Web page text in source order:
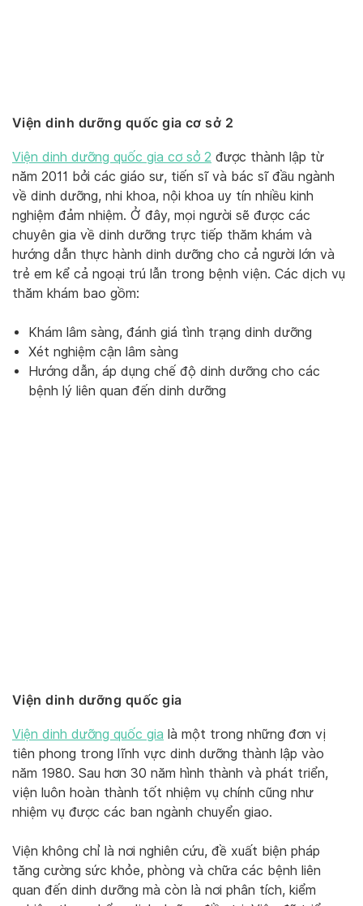
Viện dinh dưỡng quốc gia cơ sở 2
Viện dinh dưỡng quốc gia cơ sở 2 được thành lập từ
năm 2011 bởi các giáo sư, tiến sĩ và bác sĩ đầu ngành
về dinh dưỡng, nhi khoa, nội khoa uy tín nhiều kinh
nghiệm đảm nhiệm. Ở đây, mọi người sẽ được các
chuyên gia về dinh dưỡng trực tiếp thăm khám và
hướng dẫn thực hành dinh dưỡng cho cả người lớn và
trẻ em kể cả ngoại trú lẫn trong bệnh viện. Các dịch vụ
thăm khám bao gồm:
Khám lâm sàng, đánh giá tình trạng dinh dưỡng
Xét nghiệm cận lâm sàng
Hướng dẫn, áp dụng chế độ dinh dưỡng cho các
bệnh lý liên quan đến dinh dưỡng
Viện dinh dưỡng quốc gia
Viện dinh dưỡng quốc gia là một trong những đơn vị
tiên phong trong lĩnh vực dinh dưỡng thành lập vào
năm 1980. Sau hơn 30 năm hình thành và phát triển,
viện luôn hoàn thành tốt nhiệm vụ chính cũng như
nhiệm vụ được các ban ngành chuyển giao.
Viện không chỉ là nơi nghiên cứu, đề xuất biện pháp
tăng cường sức khỏe, phòng và chữa các bệnh liên
quan đến dinh dưỡng mà còn là nơi phân tích, kiểm